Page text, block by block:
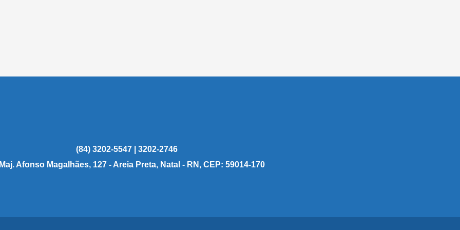
(84) 3202-5547 | 3202-2746
Afonso Magalhães, 127 - Areia Preta, Natal - RN, CEP: 59014-170